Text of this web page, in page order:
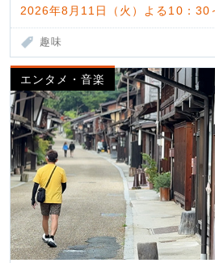
2026年8月11日（火）よる10：30
趣味
エンタメ・音楽